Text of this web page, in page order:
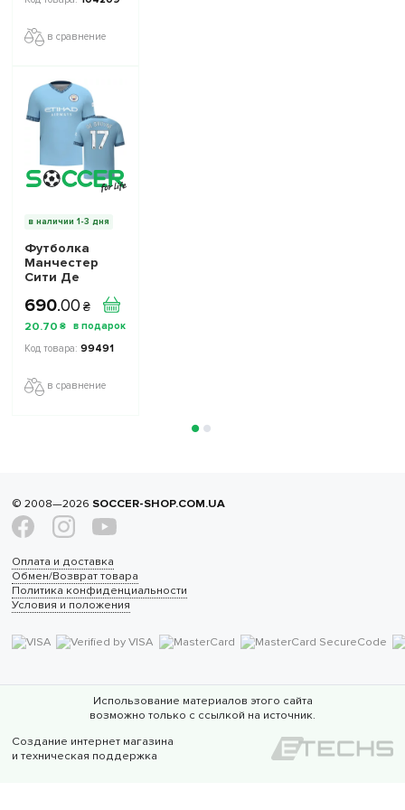
16262805 цвет:
оранжевый
в сравнение
в наличии 1-3 дня
Футболка
Манчестер
Сити Де
(Manchester
City De Bruyne
17) 2024-2025
игровая/
15226111 цвет:
голубой
690.00 ₴
20.70 ₴
99491
в сравнение
© 2008—2026 SOCCER-SHOP.COM.UA
Оплата и доставка
Обмен/Возврат товара
Политика конфиденциальности
Условия и положения
Использование материалов этого сайта
возможно только с ссылкой на источник.
Создание интернет магазина
и техническая поддержка